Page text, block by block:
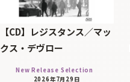
【CD】レジスタンス／マッ
クス・デヴロー
New Release Selection
2026年7月29日